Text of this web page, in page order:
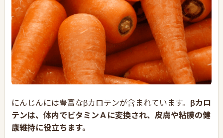
にんじんには豊富なβカロテンが含まれています。 βカロ
テンは、体内でビタミンＡに変換され、皮膚や粘膜の健
康維持に役立ちます。